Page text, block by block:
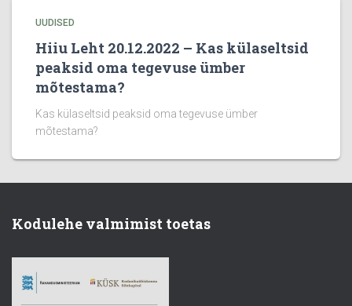
UUDISED
Hiiu Leht 20.12.2022 – Kas külaseltsid
peaksid oma tegevuse ümber
mõtestama?
Kas külaseltsid peaksid oma tegevuse ümber
mõtestama?
Kodulehe valmimist toetas